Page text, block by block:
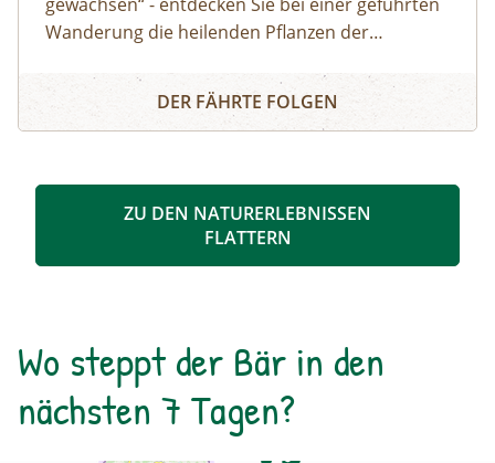
Wanderung die heilenden Pflanzen der
Steilhang oberhalb der Möllschlucht beherbergt
seltene Kräuter, die sonst nur in Felsspalten
Kräuterwanderung Heiligenblut
DER FÄHRTE FOLGEN
ZU DEN NATURERLEBNISSEN
FLATTERN
Wo steppt der Bär in den
nächsten 7 Tagen?